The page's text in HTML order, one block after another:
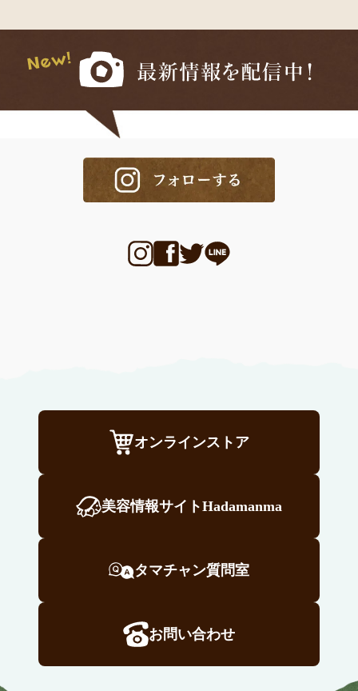
オンラインストア
美容情報サイトHadamanma
タマチャン質問室
お問い合わせ